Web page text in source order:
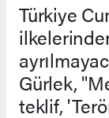
Türkiye
Gürlek,
teklif,